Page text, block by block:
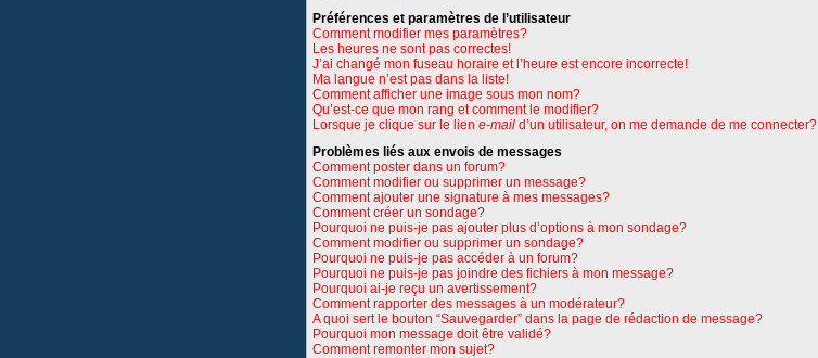
Préférences et paramètres de l’utilisateur
Comment modifier mes paramètres?
Les heures ne sont pas correctes!
J’ai changé mon fuseau horaire et l’heure est encore incorrecte!
Ma langue n’est pas dans la liste!
Comment afficher une image sous mon nom?
Qu’est-ce que mon rang et comment le modifier?
Lorsque je clique sur le lien e-mail d’un utilisateur, on me demande de me connecter?
Problèmes liés aux envois de messages
Comment poster dans un forum?
Comment modifier ou supprimer un message?
Comment ajouter une signature à mes messages?
Comment créer un sondage?
Pourquoi ne puis-je pas ajouter plus d’options à mon sondage?
Comment modifier ou supprimer un sondage?
Pourquoi ne puis-je pas accéder à un forum?
Pourquoi ne puis-je pas joindre des fichiers à mon message?
Pourquoi ai-je reçu un avertissement?
Comment rapporter des messages à un modérateur?
A quoi sert le bouton “Sauvegarder” dans la page de rédaction de message?
Pourquoi mon message doit être validé?
Comment remonter mon sujet?